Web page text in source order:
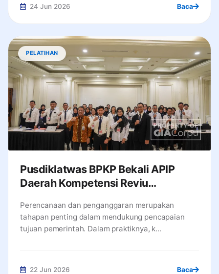
24 Jun 2026 Baca
PELATIHAN
Pusdiklatwas BPKP Bekali APIP
Daerah Kompetensi Reviu
dan Akuntabel
Perencanaan dan penganggaran merupakan
tahapan penting dalam mendukung pencapaian
tujuan pemerintah. Dalam praktiknya, k...
22 Jun 2026 Baca